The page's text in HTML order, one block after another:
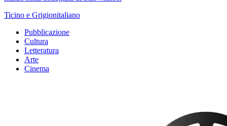
Ticino e Grigionitaliano
Pubblicazione
Cultura
Letteratura
Arte
Cinema